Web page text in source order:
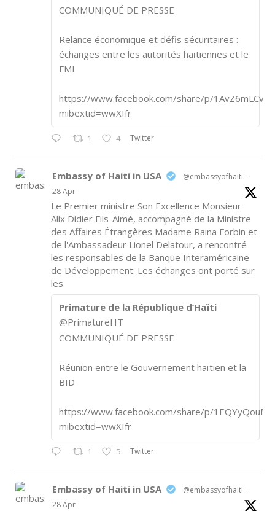
COMMUNIQUÉ DE PRESSE
Relance économique et défis sécuritaires :
échanges entre les autorités haïtiennes et le
FMI
https://www.facebook.com/share/p/1AvZ6mLCvk/
mibextid=wwXIfr
1 4 Twitter
Embassy of Haiti in USA @embassyofhaiti
·
28 Apr
Le Premier ministre Son Excellence Monsieur
Alix Didier Fils-Aimé, accompagné de la Ministre
des Affaires Étrangères Madame Raina Forbin et
de l'Ambassadeur Lionel Delatour, a rencontré
les responsables de la Banque Interaméricaine
de Développement. Les échanges ont porté sur
les
Primature de la République d’Haïti
@PrimatureHT
COMMUNIQUÉ DE PRESSE
Réunion entre le Gouvernement haïtien et la
BID
https://www.facebook.com/share/p/
mibextid=wwXIfr
1 5 Twitter
Embassy of Haiti in USA @embassyofhaiti
·
28 Apr